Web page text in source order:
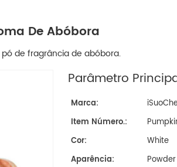
De Abóbora
de fragrância de abóbora.
Parâmetro
Marca:
Item Número.:
Cor:
White
Aparência:
Powder